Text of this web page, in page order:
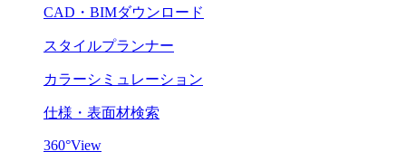
CAD・BIMダウンロード
スタイルプランナー
カラーシミュレーション
仕様・表面材検索
360°View